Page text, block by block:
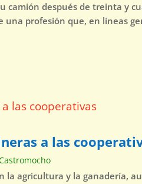
camión después de treinta y
una profesión que, en líneas
a las
la agricultura y la